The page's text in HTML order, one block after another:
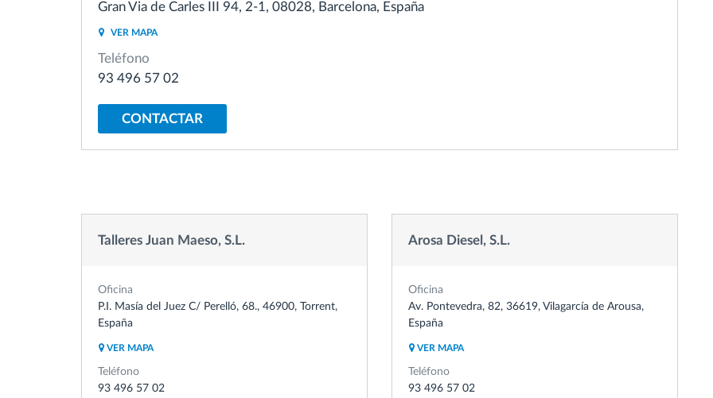
Control de acceso
Gestión de combustible
Planificación y seguimiento de rutas
Descubrir todas las características
Gran Via de Carles III 94, 2-1, 08028, Barcelona, España
VER MAPA
Teléfono
93 496 57 02
CONTACTAR
Talleres Juan Maeso, S.L.
Oficina
P.I. Masía del Juez C/ Perelló, 68., 46900, Torrent,
España
VER MAPA
Teléfono
93 496 57 02
Arosa Diesel, S.L.
Oficina
Av. Pontevedra, 82, 36619, Vilagarcía de Arousa,
España
VER MAPA
Teléfono
93 496 57 02